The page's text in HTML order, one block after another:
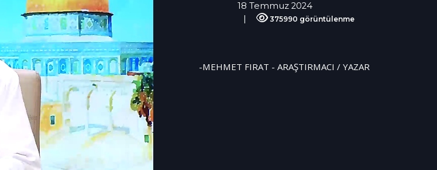
18 Temmuz 2024
375990 görüntülenme
-MEHMET FIRAT - ARAŞTIRMACI / YAZAR